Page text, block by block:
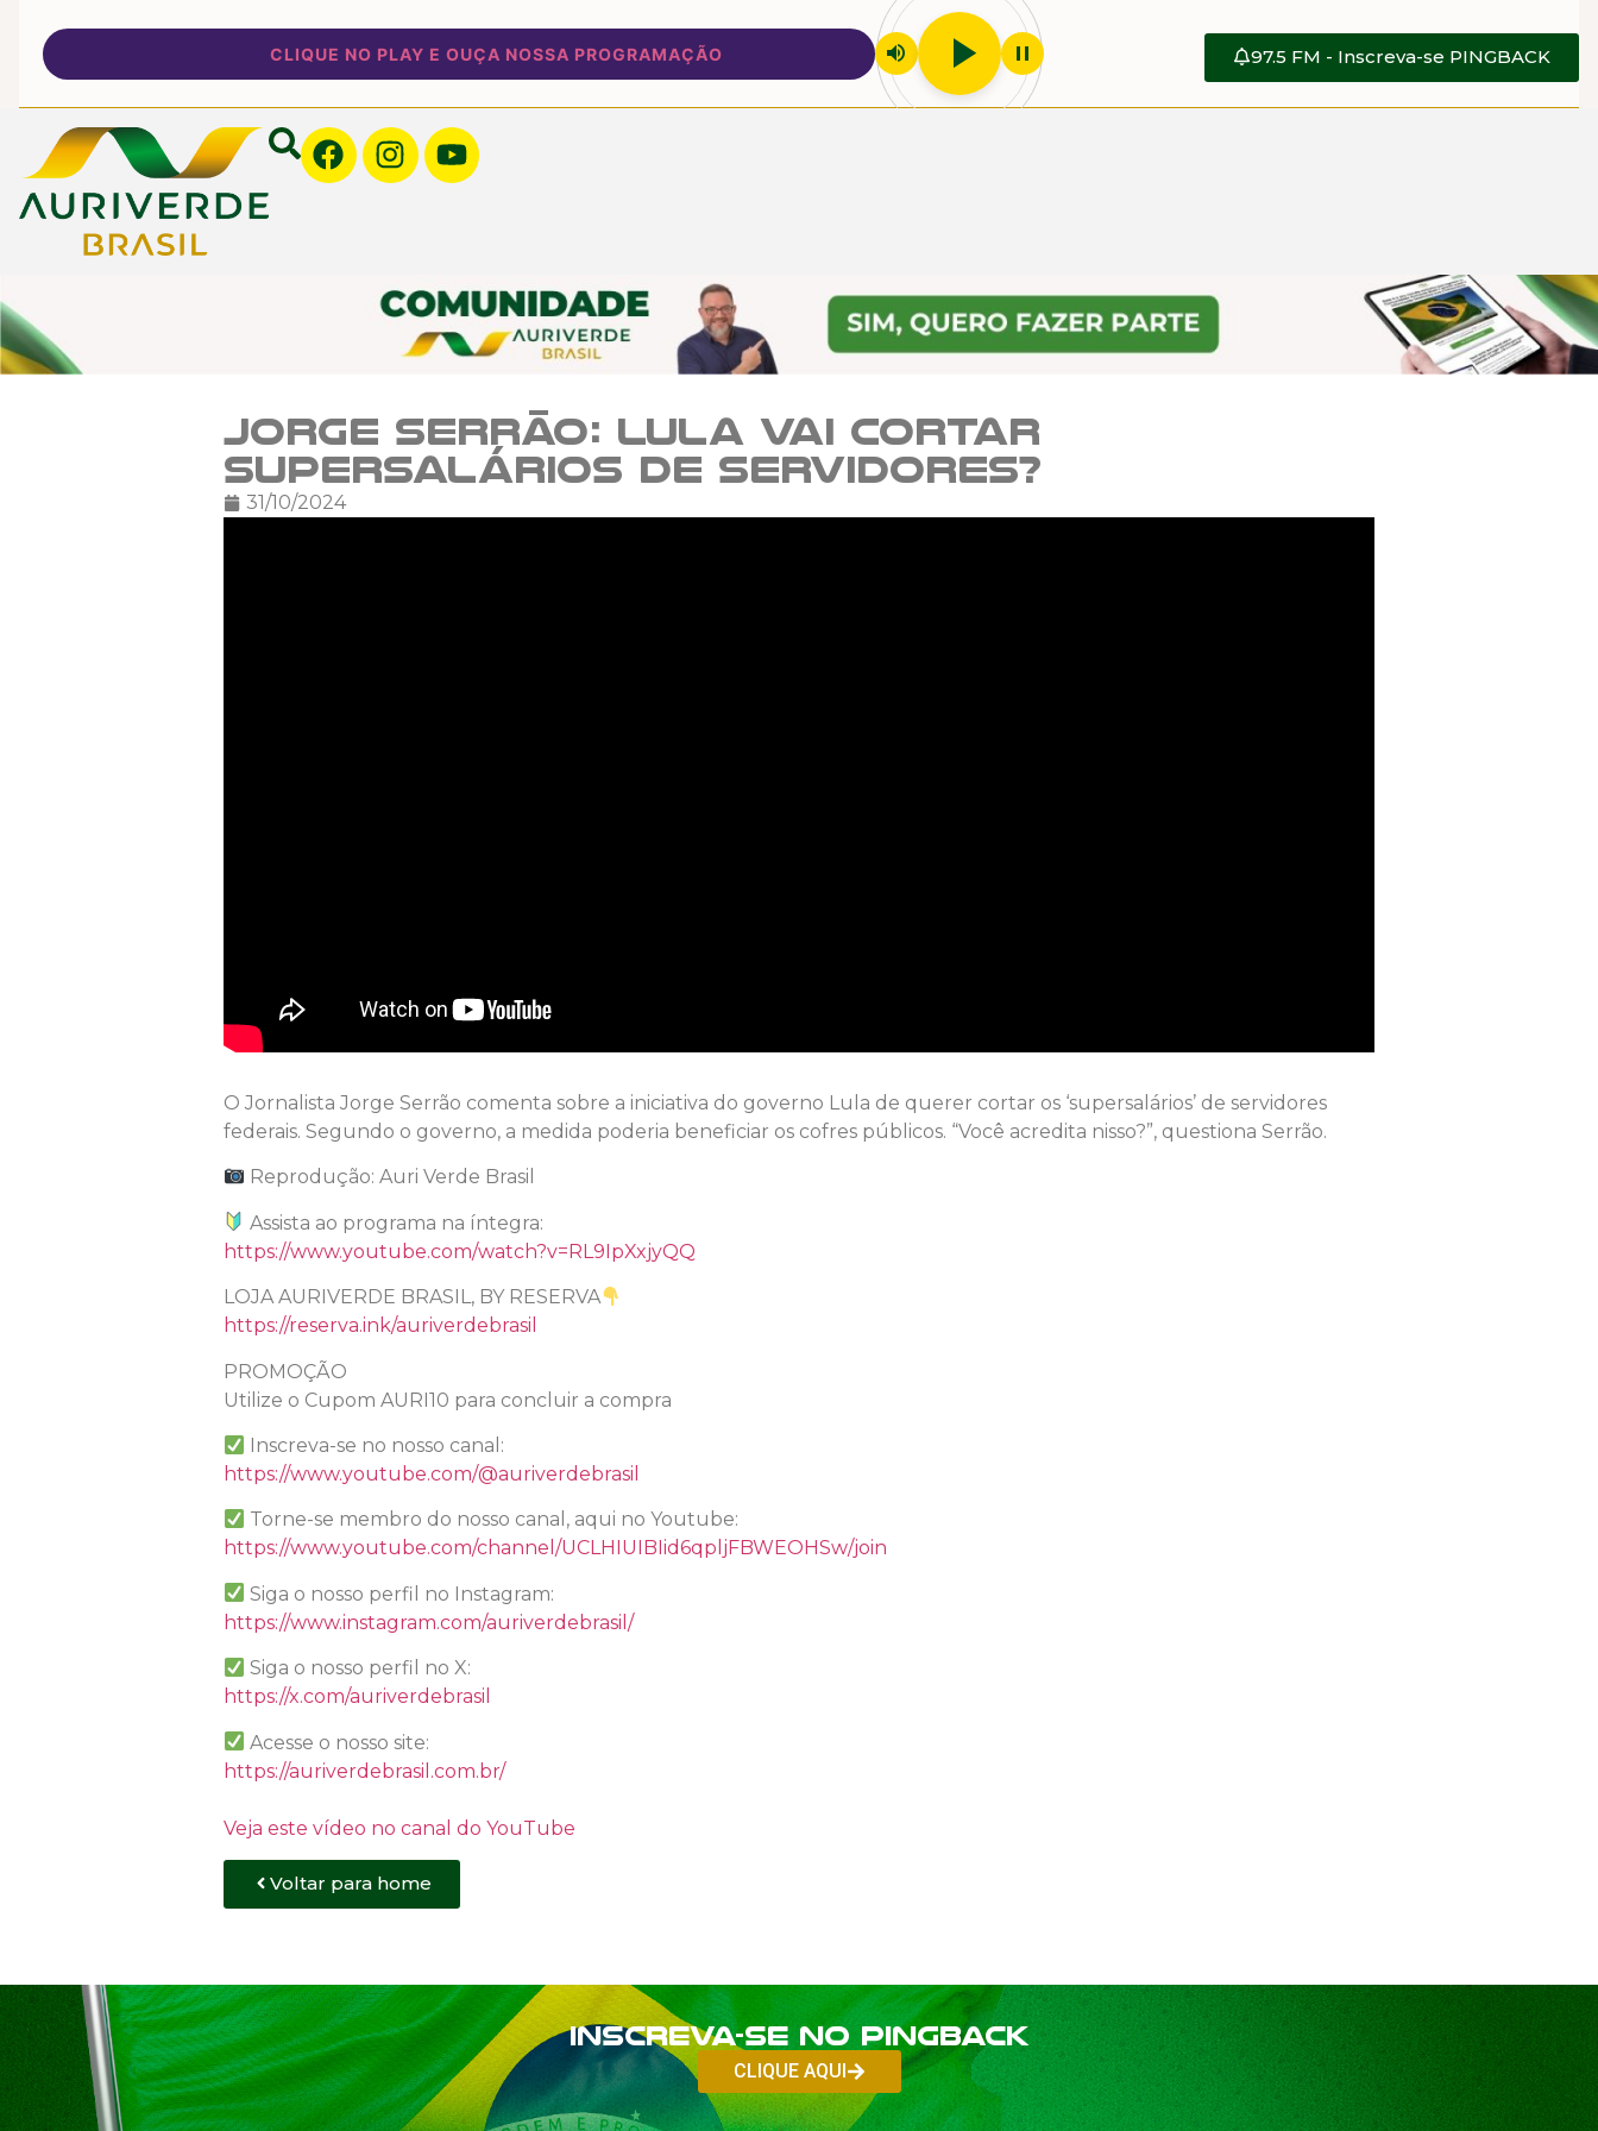
CLIQUE NO PLAY E OUÇA NOSSA PROGRAMAÇÃO volume_up play_arrow pause 97.5 FM - Inscreva-se PINGBACK
Jorge Serrão: Lula vai cortar
supersalários de servidores?
31/10/2024
O Jornalista Jorge Serrão comenta sobre a iniciativa do governo Lula de querer cortar os ‘supersalários’ de servidores
federais. Segundo o governo, a medida poderia beneficiar os cofres públicos. “Você acredita nisso?”, questiona Serrão.
Reprodução: Auri Verde Brasil
Assista ao programa na íntegra:
https://www.youtube.com/watch?v=RL9IpXxjyQQ
LOJA AURIVERDE BRASIL, BY RESERVA
https://reserva.ink/auriverdebrasil
PROMOÇÃO
Utilize o Cupom AURI10 para concluir a compra
Inscreva-se no nosso canal:
https://www.youtube.com/@auriverdebrasil
Torne-se membro do nosso canal, aqui no Youtube:
https://www.youtube.com/channel/UCLHIUIBIid6qpljFBWEOHSw/join
Siga o nosso perfil no Instagram:
https://www.instagram.com/auriverdebrasil/
Siga o nosso perfil no X:
https://x.com/auriverdebrasil
Acesse o nosso site:
https://auriverdebrasil.com.br/
Veja este vídeo no canal do YouTube
Voltar para home
Inscreva-se no PINGBACK
CLIQUE AQUI